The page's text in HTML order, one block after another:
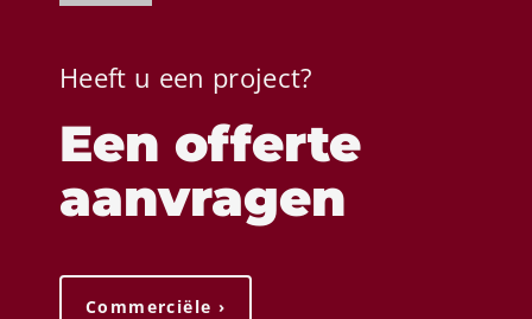
Heeft u een project?
Een offerte
aanvragen
Commerciële ›